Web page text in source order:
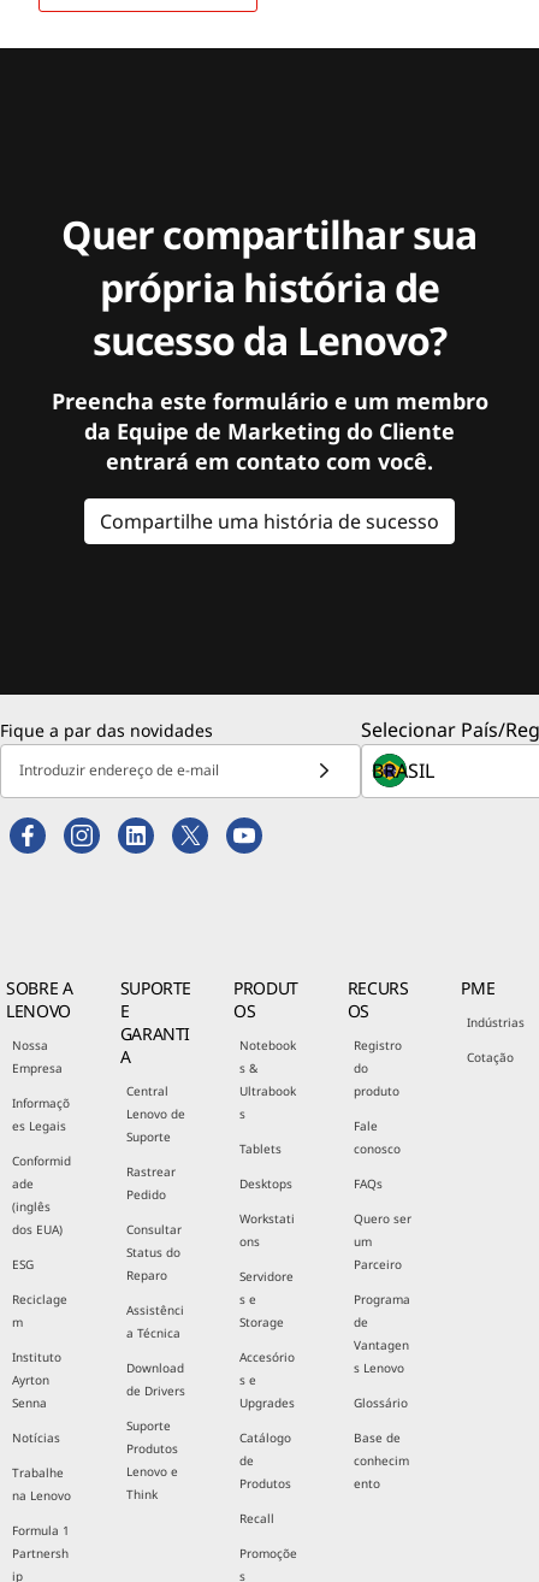
Quer compartilhar sua
própria história de
sucesso da Lenovo?
Preencha este formulário e um membro
da Equipe de Marketing do Cliente
entrará em contato com você.
Compartilhe uma história de sucesso
Fique a par das novidades
Introduzir endereço de e-mail
Selecionar País/
SOBRE A
LENOVO
Nossa
Empresa
Informaçõ
es Legais
Conformid
ade
(inglês
dos EUA)
ESG
Reciclage
m
Instituto
Ayrton
Senna
Notícias
Trabalhe
na Lenovo
Formula 1
Partnersh
ip
SUPORTE
E
GARANTI
A
Central
Lenovo de
Suporte
Rastrear
Pedido
Consultar
Status do
Reparo
Assistênci
a Técnica
Download
de Drivers
Suporte
Produtos
Lenovo e
Think
PRODUT
OS
Notebook
s &
Ultrabook
s
Tablets
Desktops
Workstati
ons
Servidore
s e
Storage
Accesório
s e
Upgrades
Catálogo
de
Produtos
Recall
Promoçõe
s
RECURS
OS
Registro
do
produto
Fale
conosco
FAQs
Quero ser
um
Parceiro
Programa
de
Vantagen
s Lenovo
Glossário
Base de
conhecim
ento
PME
Indústrias
Cotação